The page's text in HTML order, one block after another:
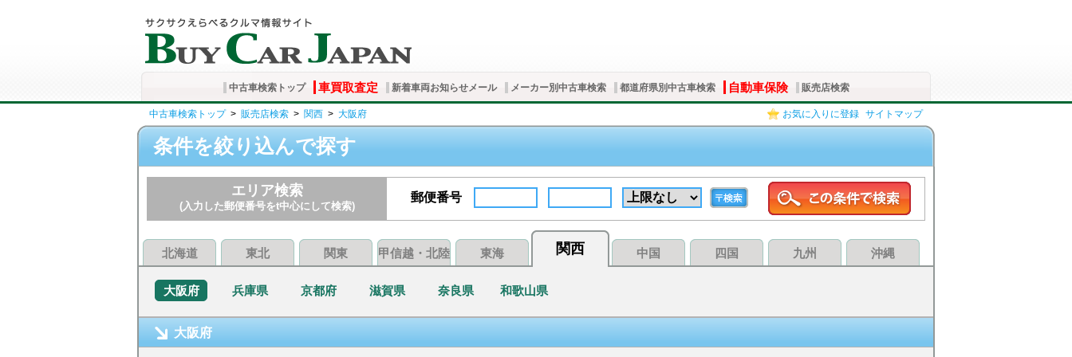
中古車検索トップ 車買取査定 新着車両お知らせメール メーカー別中古車検索 都道府県別中古車検索 自動車保険 販売店検索
お気に入りに登録 サイトマップ
中古車検索トップ> 販売店検索 > 関西 > 大阪府
条件を絞り込んで探す
エリア検索
(入力した郵便番号をt中心にして検索)
郵便番号
北海道 東北 関東 甲信越・北陸 東海 関西 中国 四国 九州 沖縄
大阪府 兵庫県 京都府 滋賀県 奈良県 和歌山県
大阪府